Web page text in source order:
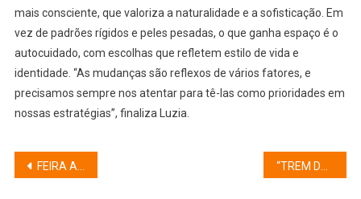
mais consciente, que valoriza a naturalidade e a sofisticação. Em
vez de padrões rígidos e peles pesadas, o que ganha espaço é o
autocuidado, com escolhas que refletem estilo de vida e
identidade. “As mudanças são reflexos de vários fatores, e
precisamos sempre nos atentar para tê-las como prioridades em
nossas estratégias”, finaliza Luzia.
Navegação
FEIRA ABUP SHOW DE DECORAÇÃO ACONTECE EM AGOSTO